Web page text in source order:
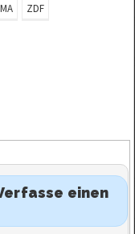
ZDF
einen